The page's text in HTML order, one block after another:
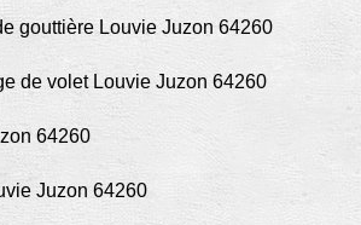
gouttière Louvie Juzon 64260
de volet Louvie Juzon 64260
64260
Juzon 64260